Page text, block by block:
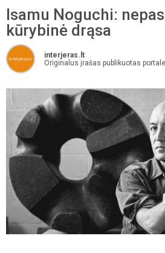
Isamu Noguchi:
kūrybinė drąsa
interjeras.lt
Originalus įrašas publikuotas